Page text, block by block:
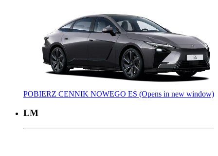
POBIERZ CENNIK NOWEGO ES (Opens in new window)
LM